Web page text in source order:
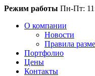
Режим работы Пн-Пт:
О компании
Новости
Правила
Портфолио
Цены
Контакты